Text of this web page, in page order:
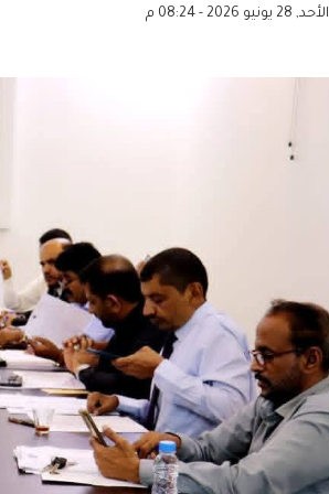
الأحد, 28 يونيو 2026 - 08:24 م